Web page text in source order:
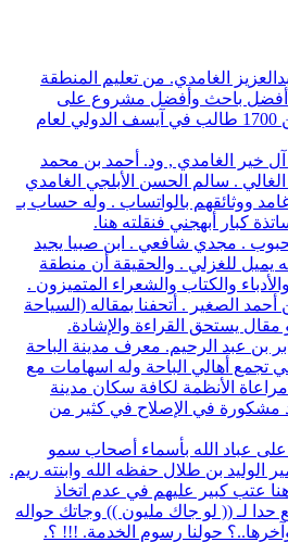
الغامدي. من تعليم المنطقة
أفضل باحث وأفضل مشروع على
مستوى العالم من بين 1700 طالب في آيسف الدولي لعام
آل خير الغامدي , ود. أحمد بن محمد
. سالم الحسن الأبلجي الغامدي
ووثائقهم بالواتساب . وله حساب بـ
كبار أبهجني فنقلته هنا.
. مجدي شافعي . ابن صبيا يجيد
يميل للغزلي . والحقيقة أن منطقة
والكتاب والشعراء المتميزون .
الصغير . أتحفنا بمقاله (السياحة
يستحق القراءة والإشادة.
بن عبد الرحيم. معرف مدينة الباحة
تجمع أهالي الباحة وله اسهامات مع
الأنظمة لكافة سكان مدينة
مشكورة في الإصلاح في كثير من
على عباد الله بأسماء أصحاب سمو
الوليد بن طلال حفظه الله وابنته ريم.
عتب كبير عليهم في عدم اتخاذ
حدا لـ (( لو جاك مليون )) وجاتك حواله
حولنا رسوم الخدمة. !!! ؟.